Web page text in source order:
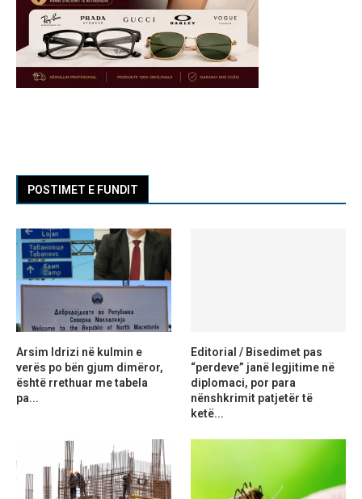
POSTIMET E FUNDIT
Arsim Idrizi në kulmin e
verës po bën gjum dimëror,
është rrethuar me tabela
pa...
Editorial / Bisedimet pas
“perdeve” janë legjitime në
diplomaci, por para
nënshkrimit patjetër të
ketë...